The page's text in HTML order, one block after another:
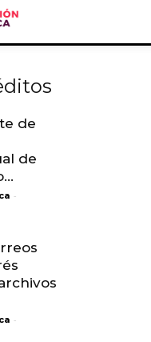
de
de
-
-